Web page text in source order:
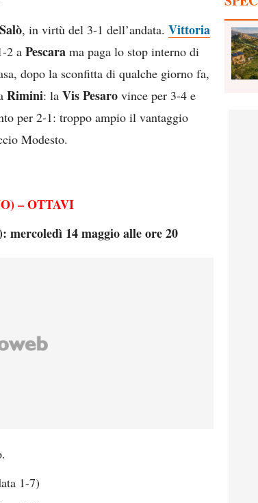
Salò, in virtù del 3-1 dell’andata. Vittoria
2 a Pescara ma paga lo stop interno di
dopo la sconfitta di qualche giorno fa,
Rimini: la Vis Pesaro vince per 3-4 e
per 2-1: troppo ampio il vantaggio
Modesto.
– OTTAVI
14 maggio alle ore 20
1-7)